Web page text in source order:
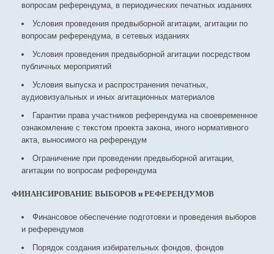
вопросам референдума, в периодических печатных изданиях
Условия проведения предвыборной агитации, агитации по
вопросам референдума, в сетевых изданиях
Условия проведения предвыборной агитации посредством
публичных мероприятий
Условия выпуска и распространения печатных,
аудиовизуальных и иных агитационных материалов
Гарантии права участников референдума на своевременное
ознакомление с текстом проекта закона, иного нормативного
акта, выносимого на референдум
Ограничение при проведении предвыборной агитации,
агитации по вопросам референдума
ФИНАНСИРОВАНИЕ ВЫБОРОВ и РЕФЕРЕНДУМОВ
Финансовое обеспечение подготовки и проведения выборов
и референдумов
Порядок создания избирательных фондов, фондов